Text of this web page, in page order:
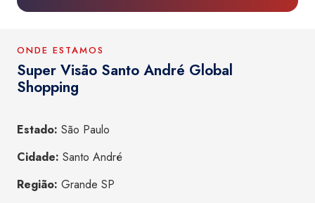
ONDE ESTAMOS
Super Visão Santo André Global
Shopping
Estado: São Paulo
Cidade: Santo André
Região: Grande SP